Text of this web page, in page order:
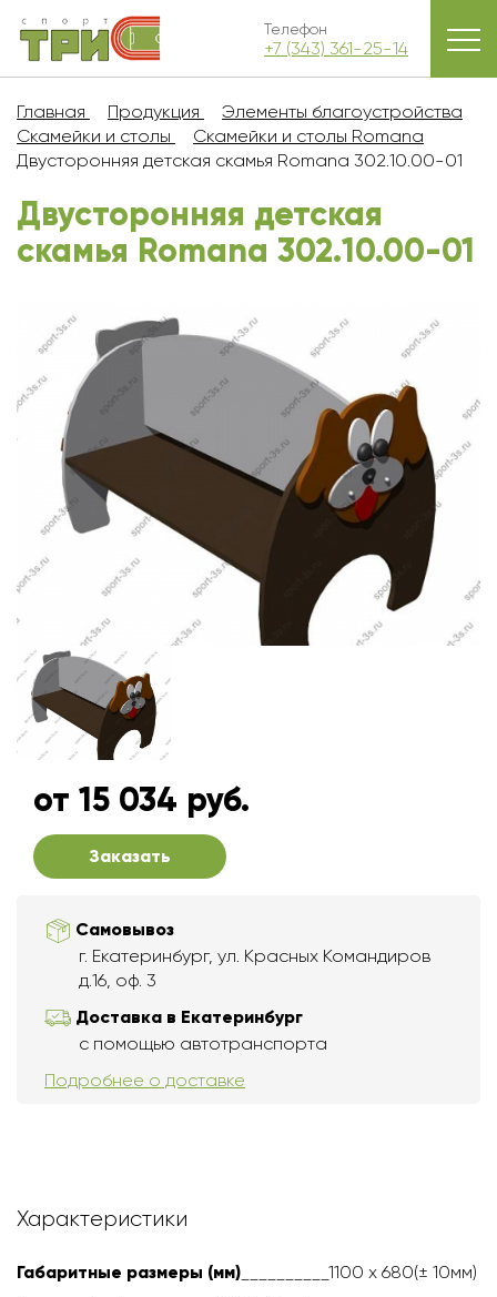
Телефон
+7 (343) 361-25-14
Главная Продукция
Элементы благоустройства
Скамейки и столы
Скамейки и столы Romana
Двусторонняя детская скамья Romana 302.10.00-01
Двусторонняя детская
скамья Romana 302.10.00-01
от 15 034 руб.
Заказать
Самовывоз
г. Екатеринбург, ул. Красных Командиров
д.16, оф. 3
Доставка в Екатеринбург
с помощью автотранспорта
Подробнее о доставке
Характеристики
Габаритные размеры (мм) __________1100 х 680(± 10мм)